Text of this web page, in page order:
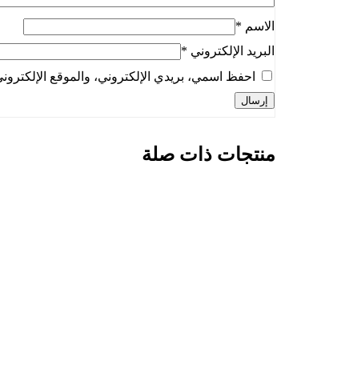
الاسم *
البريد الإلكتروني *
احفظ اسمي، بريدي الإلكتروني، والموقع
منتجات ذات صلة